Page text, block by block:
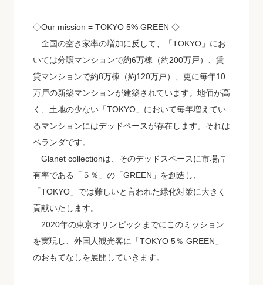
◇Our mission = TOKYO 5% GREEN ◇
全国の空き家率の増加に反して、「TOKYO」にお
いては分譲マンションで約6万棟（約200万戸）、賃
貸マンションで約8万棟（約120万戸）、更に毎年10
万戸の新築マンションが建築されています。地価が高
く、土地の少ない「TOKYO」において毎年増えてい
るマンションにはデッドペースが存在します。それは
ベランダです。
Glanet collectionは、そのデッドスペースに市場占
有率である「５％」の「GREEN」を創造し、
「TOKYO」では難しいと言われた緑化対策に大きく
貢献いたします。
2020年の東京オリンピックまでにこのミッション
を実現し、外国人観光客に「TOKYO 5％ GREEN」
のおもてなしを展開していきます。